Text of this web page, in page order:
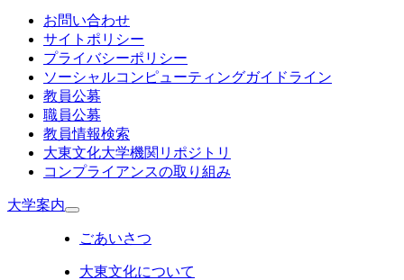
お問い合わせ
サイトポリシー
プライバシーポリシー
ソーシャルコンピューティングガイドライン
教員公募
職員公募
教員情報検索
大東文化大学機関リポジトリ
コンプライアンスの取り組み
大学案内
ごあいさつ
大東文化について